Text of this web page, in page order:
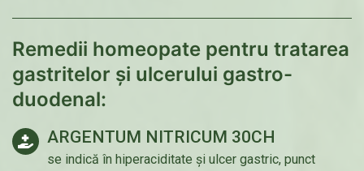
Remedii homeopate pentru tratarea
gastritelor și ulcerului gastro-
duodenal:
ARGENTUM NITRICUM 30CH
se indică în hiperaciditate și ulcer gastric, punct